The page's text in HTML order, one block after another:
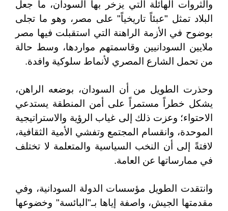
والثروات الهائلة التي يزخر بها السودان، ما جعل
البلاد تمثل "عبئاً تاريخياً" على مصر، وهو ما تجلى
بوضوح في الأزمة الراهنة التي استقبلت فيها مصر
ملايين السودانيين وقاسمتهم مواردها، وسط حالة
من تحمل الشارع المصري لأنماط سلوكية وافدة.
وحذرت الطويل من أن السودان، بوضعه الراهن،
يشكل خطراً مستمراً على أمن المنطقة يستدعي
الاحتواء؛ وعزت ذلك إلى غياب الرؤية والاستراتيجية
الموحدة، وانقسام المجتمع وتفشي الأمية الثقافية،
لافتةً إلى أن النخب السياسية والمتعلمة لا تختلف
في ممارساتها عن العامة.
وانتقدت الطويل مؤسسات الدولة السودانية، وفي
مقدمتها الجيش، واصفة إياها بـ"البائسة" وخضوعها